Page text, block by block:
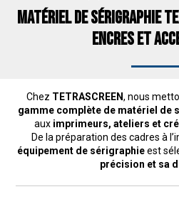
Matériel de Sérigraphie
Encres et
Chez TETRASCREEN, nous
gamme complète de matériel de
aux imprimeurs, ateliers et
De la préparation des cadres à
équipement de sérigraphieest
précision et sa